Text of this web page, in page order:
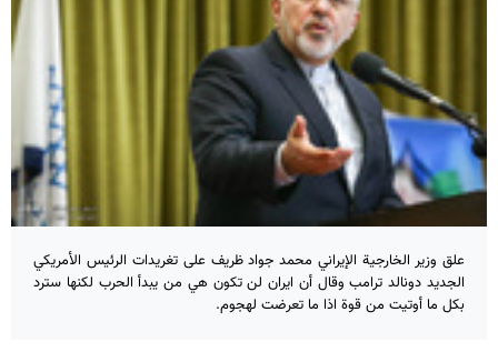
علق وزير الخارجية الإيراني محمد جواد ظريف على تغريدات الرئيس الأمريكي
الجديد دونالد ترامب وقال أن ايران لن تكون هي من يبدأ الحرب لكنها سترد
بكل ما أوتيت من قوة اذا ما تعرضت لهجوم.